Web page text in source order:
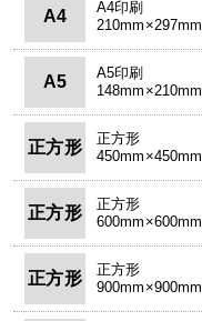
A4
A4印刷
210mm×297mm
A5
A5印刷
148mm×210mm
正方形
正方形
450mm×450mm
正方形
正方形
600mm×600mm
正方形
正方形
900mm×900mm